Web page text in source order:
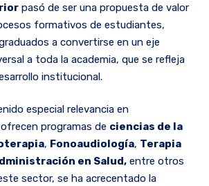
pasó de ser una propuesta de valor
formativos de estudiantes,
a convertirse en un eje
a toda la academia, que se refleja
institucional.
especial relevancia en
programas de ciencias de la
, Fonoaudiología, Terapia
en Salud, entre otros
sector, se ha acrecentado la